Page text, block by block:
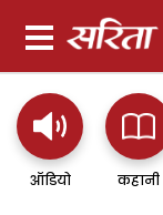
ऑडियो कहानी